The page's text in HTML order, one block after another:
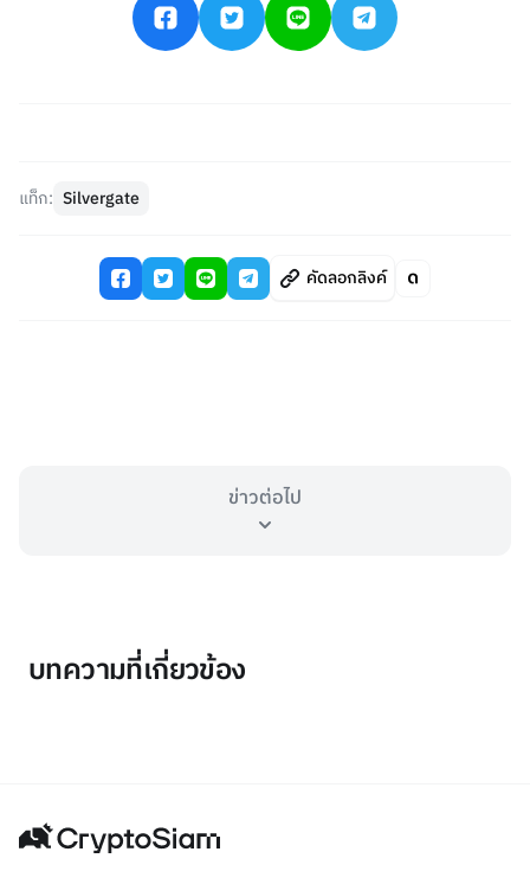
แท็ก: Silvergate
คัดลอกลิงค์
ข่าวต่อไป
บทความที่เกี่ยวข้อง